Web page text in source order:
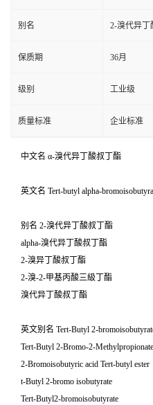
别名 2-溴代异丁
保质期 36月
级别 工业级
质量标准 企业标准
中文名 α-溴代异丁酸叔丁酯
英文名 Tert-butyl alpha-
别名 2-溴代异丁酸叔丁酯
alpha-溴代异丁酸叔丁酯
2-溴异丁酸叔丁酯
2-溴-2-甲基丙酸三級丁酯
溴代异丁酸叔丁酯
英文别名 Tert-Butyl 2-
Tert-Butyl 2-Bromo-2-Methylpropionate
2-Bromoisobutyric acid Tert-butyl ester
t-Butyl 2-bromo isobutyrate
Tert-Butyl2-bromoisobutyrate